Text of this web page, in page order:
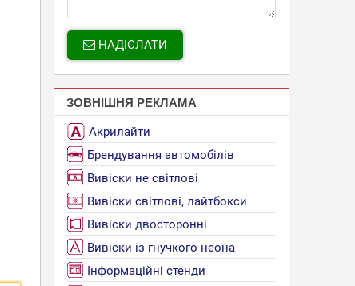
НАДІСЛАТИ
ЗОВНІШНЯ РЕКЛАМА
Акрилайти
Брендування автомобілів
Вивіски не світлові
Вивіски світлові, лайтбокси
Вивіски двосторонні
Вивіски із гнучкого неона
Інформаційні стенди